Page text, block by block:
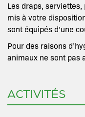
Les draps,
mis à votre
sont équipés d’une
Pour des raisons
animaux ne sont pas
ACTIVITÉS